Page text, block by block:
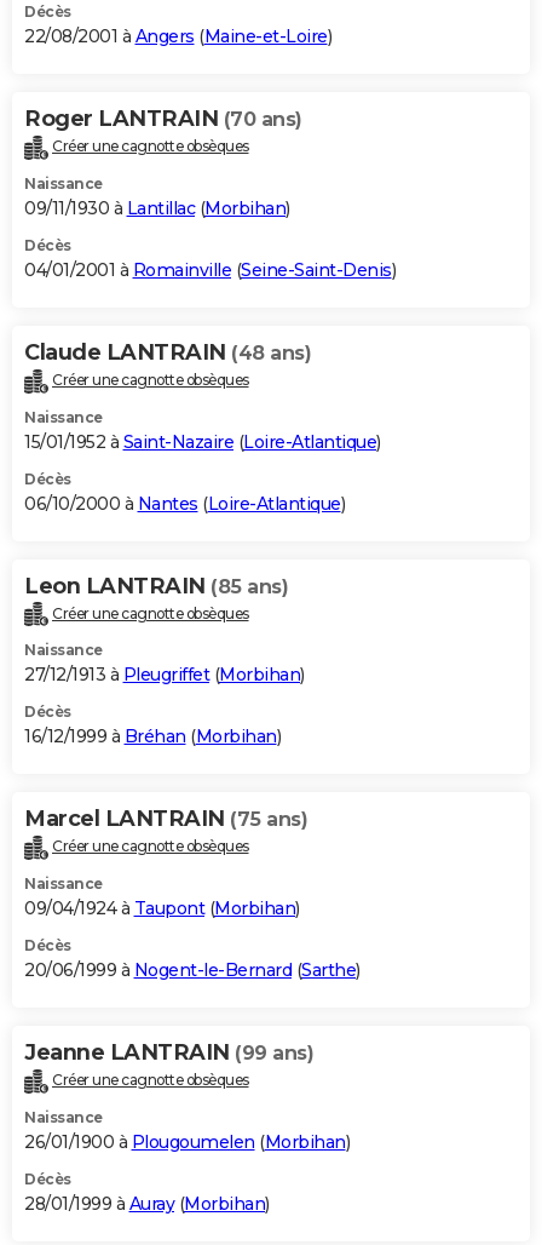
Décès
22/08/2001 à Angers (Maine-et-Loire)
Roger LANTRAIN (70 ans)
Créer une cagnotte obsèques
Naissance
09/11/1930 à Lantillac(Morbihan)
Décès
04/01/2001 à Romainville (Seine-Saint-Denis)
Claude LANTRAIN (48 ans)
Créer une cagnotte obsèques
Naissance
15/01/1952 à Saint-Nazaire (Loire-Atlantique)
Décès
06/10/2000 à Nantes (Loire-Atlantique)
Leon LANTRAIN (85 ans)
Créer une cagnotte obsèques
Naissance
27/12/1913 à Pleugriffet(Morbihan)
Décès
16/12/1999 à Bréhan (Morbihan)
Marcel LANTRAIN (75 ans)
Créer une cagnotte obsèques
Naissance
09/04/1924 à Taupont(Morbihan)
Décès
20/06/1999 à Nogent-le-Bernard (Sarthe)
Jeanne LANTRAIN (99 ans)
Créer une cagnotte obsèques
Naissance
26/01/1900 à Plougoumelen (Morbihan)
Décès
28/01/1999 à Auray(Morbihan)